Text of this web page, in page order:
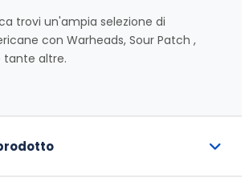
trovi un'ampia selezione di
con Warheads, Sour Patch ,
tante altre.